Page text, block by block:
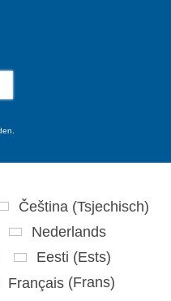
Čeština (Tsjechisch)
Nederlands
Eesti (Ests)
Français (Frans)